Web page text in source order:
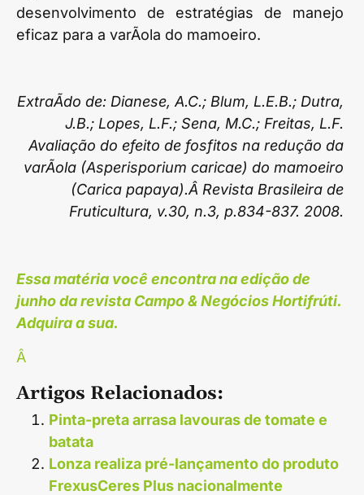
desenvolvimento de estratégias de manejo
eficaz para a varÃ­ola do mamoeiro.
ExtraÃ­do de: Dianese, A.C.; Blum, L.E.B.; Dutra,
J.B.; Lopes, L.F.; Sena, M.C.; Freitas, L.F.
Avaliação do efeito de fosfitos na redução da
varÃ­ola (Asperisporium caricae) do mamoeiro
(Carica papaya).Â Revista Brasileira de
Fruticultura, v.30, n.3, p.834-837. 2008.
Essa matéria você encontra na edição de
junho da revista Campo & Negócios Hortifrúti.
Adquira a sua.
Â
Artigos Relacionados:
Pinta-preta arrasa lavouras de tomate e
batata
Lonza realiza pré-lançamento do produto
FrexusCeres Plus nacionalmente